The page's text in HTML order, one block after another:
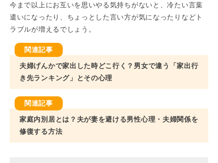
今まで以上にお互いを思いやる気持ちがないと、冷たい言葉
遣いになったり、ちょっとした言い方が気になったりなどト
ラブルが増えるでしょう。
夫婦げんかで家出した時どこ行く？男女で違う「家出行
き先ランキング」とその心理
家庭内別居とは？夫が妻を避ける男性心理・夫婦関係を
修復する方法